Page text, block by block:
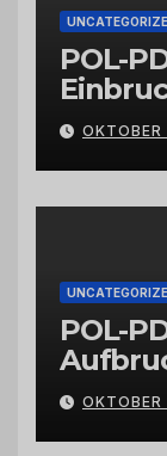
POL-
POL-